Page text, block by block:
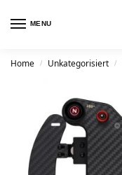
MENU
Home / Unkategorisiert /